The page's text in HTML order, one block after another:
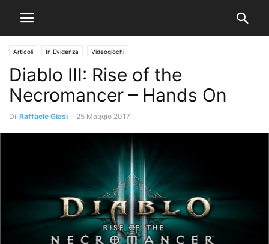
Articoli In Evidenza Videogiochi
Diablo III: Rise of the
Necromancer – Hands On
Di Raffaele Giasi - 25 Maggio 2017